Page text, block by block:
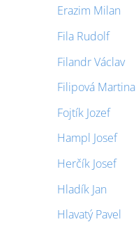
Erazim Milan
Fila Rudolf
Filandr Václav
Filipová Martina
Fojtík Jozef
Hampl Josef
Herčík Josef
Hladík Jan
Hlavatý Pavel